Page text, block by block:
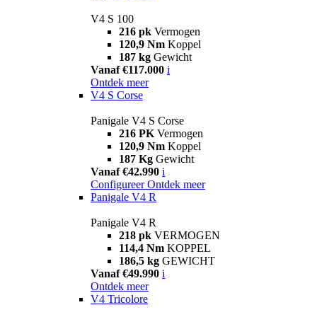
V4 S 100
216 pk Vermogen
120,9 Nm Koppel
187 kg Gewicht
Vanaf €117.000 i
Ontdek meer
V4 S Corse
Panigale V4 S Corse
216 PK Vermogen
120,9 Nm Koppel
187 Kg Gewicht
Vanaf €42.990 i
Configureer Ontdek meer
Panigale V4 R
Panigale V4 R
218 pk VERMOGEN
114,4 Nm KOPPEL
186,5 kg GEWICHT
Vanaf €49.990 i
Ontdek meer
V4 Tricolore